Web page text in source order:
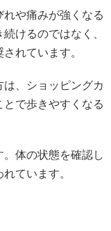
や痛みが強くなる
けるのではなく、
れています。
、ショッピングカ
で歩きやすくなる
体の状態を確認し
ています。